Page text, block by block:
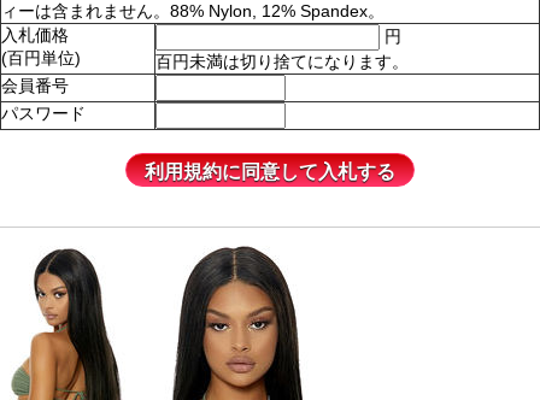
ィーは含まれません。88% Nylon, 12% Spandex。
入札価格
(百円単位)
円
百円未満は切り捨てになります。
会員番号
パスワード